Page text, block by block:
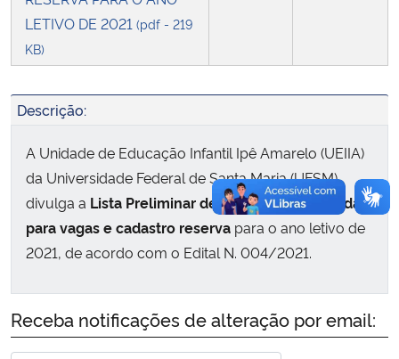
Advocacia-Geral da União
Banco Central do Brasil
LETIVO DE 2021 (pdf - 219
KB)
Descrição:
A Unidade de Educação Infantil Ipê Amarelo (UEIIA)
da Universidade Federal de Santa Maria (UFSM)
divulga a Lista Preliminar de crianças classificadas
para vagas e cadastro reserva para o ano letivo de
2021, de acordo com o Edital N. 004/2021.
Receba notificações de alteração por email: